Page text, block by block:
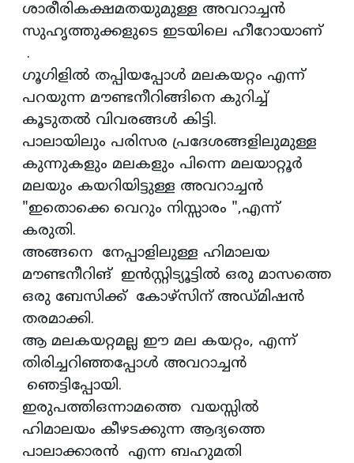
ശാരീരികക്ഷമതയുമുള്ള അവറാച്ചൻ
സുഹൃത്തുക്കളുടെ ഇടയിലെ ഹീറോയാണ്
.
ഗൂഗിളിൽ തപ്പിയപ്പോൾ മലകയറ്റം എന്ന്
പറയുന്ന മൗണ്ടനീറിങ്ങിനെ കുറിച്ച്
കൂടുതൽ വിവരങ്ങൾ കിട്ടി.
പാലായിലും പരിസര പ്രദേശങ്ങളിലുമുള്ള
കുന്നുകളും മലകളും പിന്നെ മലയാറ്റൂർ
മലയും കയറിയിട്ടുള്ള അവറാച്ചൻ
"ഇതൊക്കെ വെറും നിസ്സാരം ",എന്ന്
കരുതി.
അങ്ങനെ നേപ്പാളിലുള്ള ഹിമാലയ
മൗണ്ടനീറിങ് ഇൻസ്റ്റിട്യൂട്ടിൽ ഒരു മാസത്തെ
ഒരു ബേസിക്ക് കോഴ്സിന് അഡ്മിഷൻ
തരമാക്കി.
ആ മലകയറ്റമല്ല ഈ മല കയറ്റം, എന്ന്
തിരിച്ചറിഞ്ഞപ്പോൾ അവറാച്ചൻ
ഞെട്ടിപ്പോയി.
ഇരുപത്തിഒന്നാമത്തെ വയസ്സിൽ
ഹിമാലയം കീഴടക്കുന്ന ആദ്യത്തെ
പാലാക്കാരൻ എന്ന ബഹുമതി